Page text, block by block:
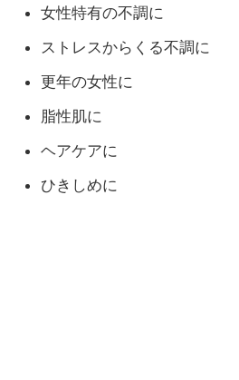
女性特有の不調に
ストレスからくる不調に
更年の女性に
脂性肌に
ヘアケアに
ひきしめに